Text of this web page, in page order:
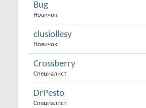
Bug
Новичок
clusiollesy
Новичок
Crossberry
Специалист
DrPesto
Специалист